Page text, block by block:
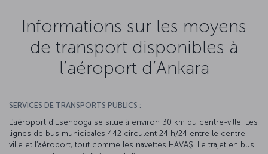
Informations sur les moyens
de transport disponibles à
l’aéroport d’Ankara
SERVICES DE TRANSPORTS PUBLICS :
L’aéroport d’Esenboga se situe à environ 30 km du centre-ville. Les
lignes de bus municipales 442 circulent 24 h/24 entre le centre-
ville et l’aéroport, tout comme les navettes HAVAŞ. Le trajet en bus